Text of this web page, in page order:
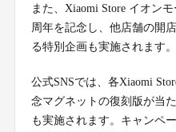
また、Xiaomi Store イオン
周年を記念し、他店舗の開
る特別企画も実施されます。
公式SNSでは、各Xiaomi
念マグネットの復刻版が当
も実施されます。キャンペ